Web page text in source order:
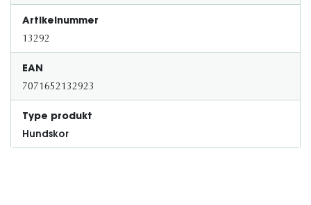
Artikelnummer
13292
EAN
7071652132923
Type produkt
Hundskor